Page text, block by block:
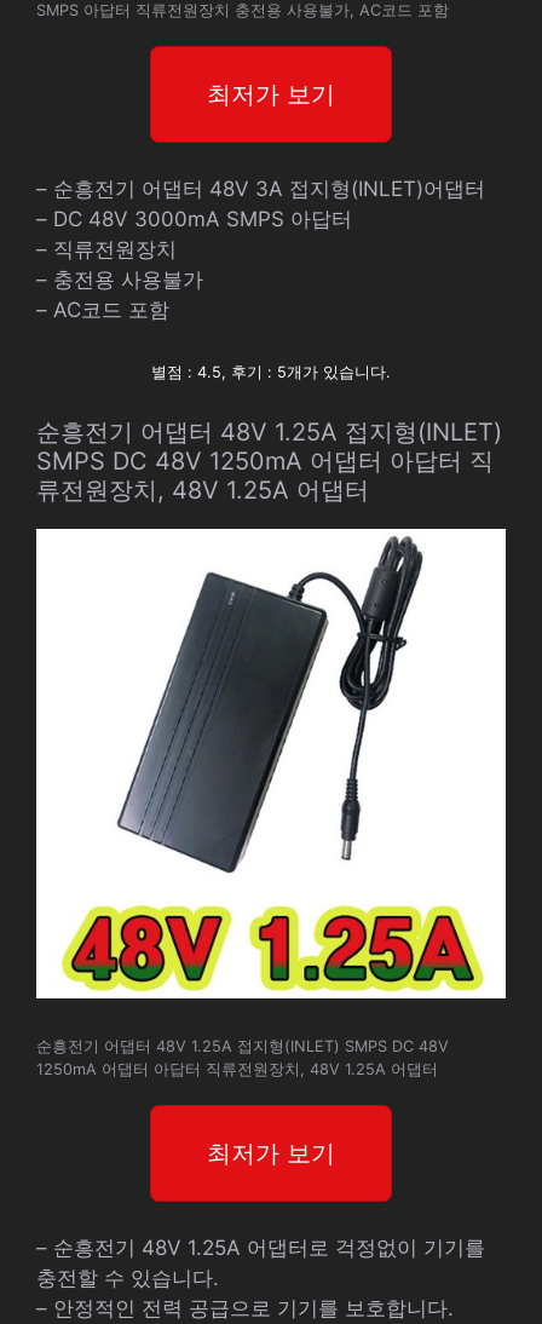
SMPS 아답터 직류전원장치 충전용 사용불가, AC코드 포함
최저가 보기
– 순흥전기 어댑터 48V 3A 접지형(INLET)어댑터
– DC 48V 3000mA SMPS 아답터
– 직류전원장치
– 충전용 사용불가
– AC코드 포함
별점 : 4.5, 후기 : 5개가 있습니다.
순흥전기 어댑터 48V 1.25A 접지형(INLET)
SMPS DC 48V 1250mA 어댑터 아답터 직
류전원장치, 48V 1.25A 어댑터
순흥전기 어댑터 48V 1.25A 접지형(INLET) SMPS DC 48V
1250mA 어댑터 아답터 직류전원장치, 48V 1.25A 어댑터
최저가 보기
– 순흥전기 48V 1.25A 어댑터로 걱정없이 기기를
충전할 수 있습니다.
– 안정적인 전력 공급으로 기기를 보호합니다.